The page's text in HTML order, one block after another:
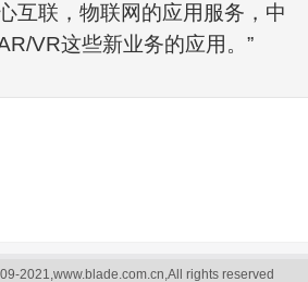
互联，物联网的应用服务，中
VR这些新业务的应用。 ”
2021,www.blade.com.cn,All rights reserved